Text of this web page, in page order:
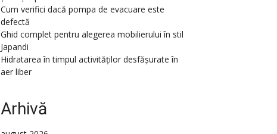
Cum verifici dacă pompa de evacuare este
defectă
Ghid complet pentru alegerea mobilierului în stil
Japandi
Hidratarea în timpul activităților desfășurate în
aer liber
Arhivă